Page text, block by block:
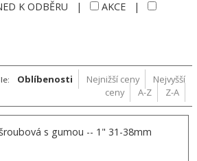
K ODBĚRU | AKCE |
Oblíbenosti Nejnižší ceny
Nejvyšší
ceny
A-Z Z-A
s gumou -- 1" 31-38mm